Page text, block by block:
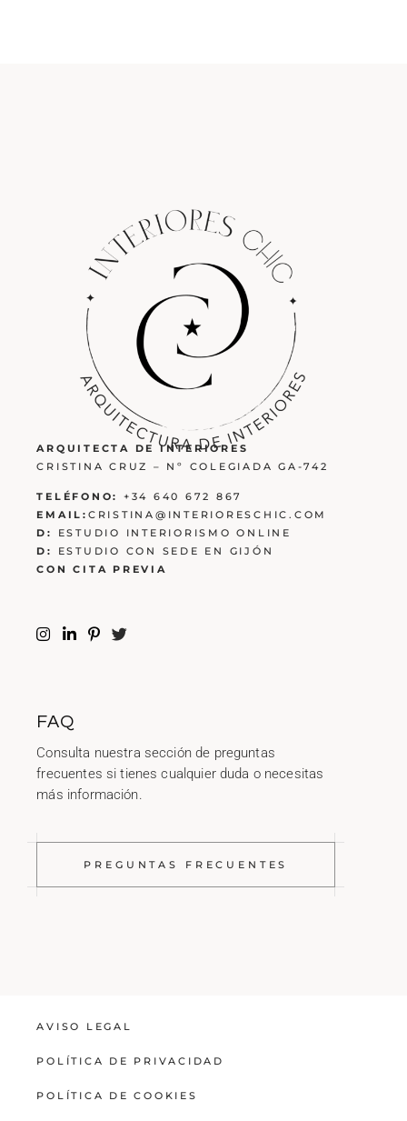
ARQUITECTA DE INTERIORES
CRISTINA CRUZ – Nº COLEGIADA GA-742
TELÉFONO:
+34 640 672 867
EMAIL: CRISTINA@INTERIORESCHIC.COM
D:
ESTUDIO INTERIORISMO ONLINE
D:
ESTUDIO CON SEDE EN GIJÓN
CON CITA PREVIA
FAQ
Consulta nuestra sección de preguntas
frecuentes si tienes cualquier duda o necesitas
más información.
PREGUNTAS FRECUENTES
AVISO LEGAL
POLÍTICA DE PRIVACIDAD
POLÍTICA DE COOKIES